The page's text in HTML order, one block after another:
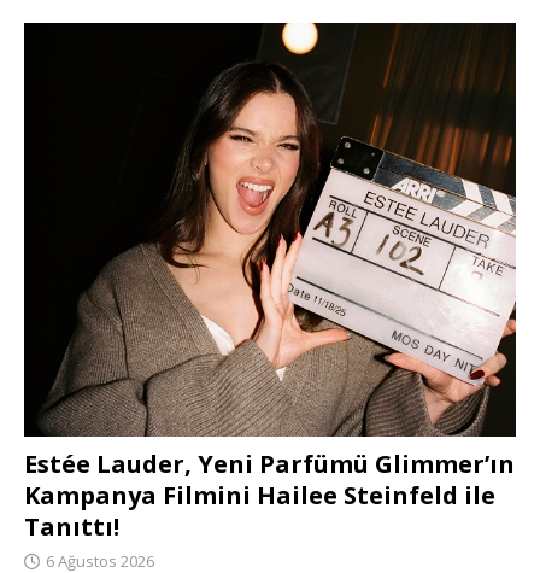
Estée Lauder, Yeni Parfümü Glimmer’ın
Kampanya Filmini Hailee Steinfeld ile
Tanıttı!
6 Ağustos 2026